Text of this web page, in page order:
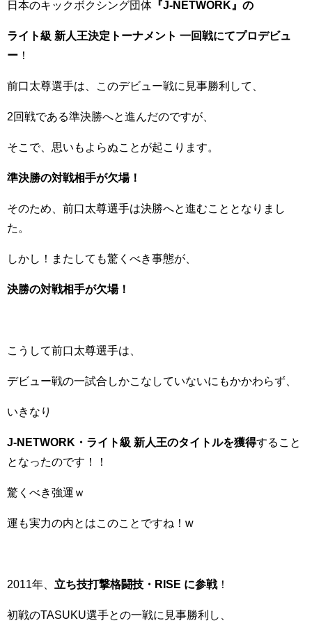
日本のキックボクシング団体 『J-NETWORK』 の
ライト級 新人王決定トーナメント 一回戦にてプロデビュ
ー ！
前口太尊選手は、このデビュー戦に見事勝利して、
2回戦である準決勝へと進んだのですが、
そこで、思いもよらぬことが起こります。
準決勝の対戦相手が欠場！
そのため、前口太尊選手は決勝へと進むこととなりまし
た。
しかし！またしても驚くべき事態が、
決勝の対戦相手が欠場！
こうして前口太尊選手は、
デビュー戦の一試合しかこなしていないにもかかわらず、
いきなり
J-NETWORK・ライト級 新人王のタイトルを獲得すること
となったのです！！
驚くべき強運ｗ
運も実力の内とはこのことですね！w
2011年、 立ち技打撃格闘技・ RISE に参戦！
初戦のTASUKU選手との一戦に見事勝利し、